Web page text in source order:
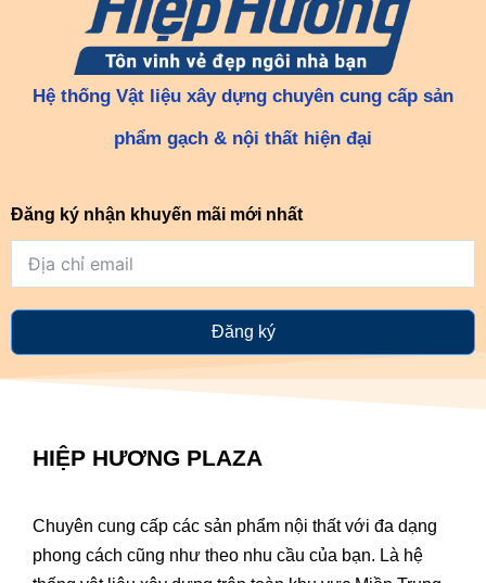
Hệ thống Vật liệu xây dựng chuyên cung cấp sản
phẩm gạch & nội thất hiện đại
Đăng ký nhận khuyến mãi mới nhất
Đăng ký
HIỆP HƯƠNG PLAZA
Chuyên cung cấp các sản phẩm nội thất với đa dạng
phong cách cũng như theo nhu cầu của bạn. Là hệ